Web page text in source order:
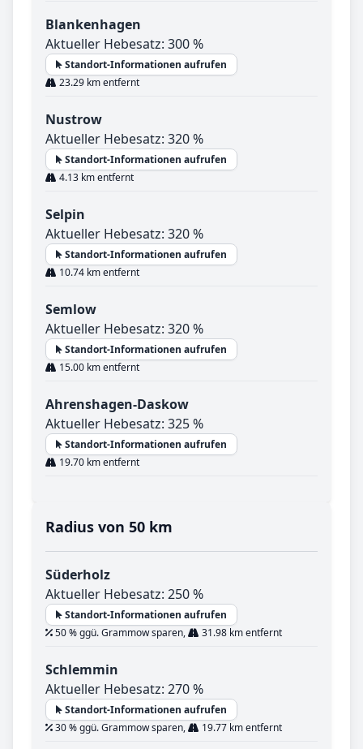
Blankenhagen
Aktueller Hebesatz: 300 %
Standort-Informationen aufrufen
23.29 km entfernt
Nustrow
Aktueller Hebesatz: 320 %
Standort-Informationen aufrufen
4.13 km entfernt
Selpin
Aktueller Hebesatz: 320 %
Standort-Informationen aufrufen
10.74 km entfernt
Semlow
Aktueller Hebesatz: 320 %
Standort-Informationen aufrufen
15.00 km entfernt
Ahrenshagen-Daskow
Aktueller Hebesatz: 325 %
Standort-Informationen aufrufen
19.70 km entfernt
Radius von 50 km
Süderholz
Aktueller Hebesatz: 250 %
Standort-Informationen aufrufen
50 % ggü. Grammow sparen,
31.98 km entfernt
Schlemmin
Aktueller Hebesatz: 270 %
Standort-Informationen aufrufen
30 % ggü. Grammow sparen,
19.77 km entfernt